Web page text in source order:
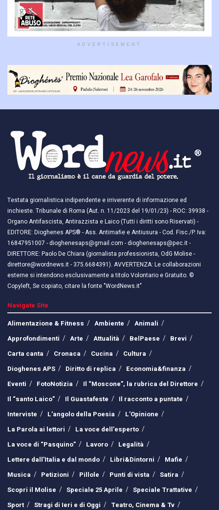
ADVERTISEMENT
Testata giornalistica indipendente e irriverente di informazione ed
inchieste. Tribunale di Roma (Aut. n. 11/2023 del 19/01/23) - ROC: 39938 -
Organo Antifascista, Antirazzista e Laico (Tutti i diritti sono Riservati) -
EDITORE: Dioghenes APS® - Ass. Antimafie e Antiusura - Cod. Fisc./P. Iva:
16847951007 - dioghenesaps@gmail.com - dioghenesaps@pec.it - ​​
DIRETTORE: Paolo De Chiara (giornalista professionista, OdG Molise -
direttore@wordnews.it - ​​375.6684391). AVVERTENZA: Le collaborazioni
esterne si intendono esclusivamente a titolo Volontario e Gratuito. ©
Copyleft, Se copiato, citare la fonte "WordNews.it"
Navigate Site
Alimentazione & Fitness
Ambiente
Animali
Approfondimenti
Arte Attualità BelPaese
Brevi
Carta canta
Cronaca Cucina
Cultura
Dioghenes APS
Diritto di replica
Economia&finanza
Eventi
FotoNotizia
Il “Moscone”, la rubrica del Direttore
Il “santo Laico”
Il Guastafeste
Il racconto a puntate
Interviste
L’angolo della Poesia
L’Opinione
La Parola ai lettori
La voce dell’esperto
La voce di “Pasquino”
Lavoro
Legalità
Lettere dall’Italia e dal mondo
Libri&Dintorni
Mafie
Musica
Petizioni Pillole Punti di vista
Satira
Scopri il Molise
Speciale 25 Aprile
Speciale Trattative
Sport
Stragi di Ieri e di Oggi Teatro, Cinema & Tv